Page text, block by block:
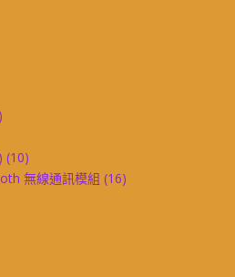
(10)
無線通訊模組 (16)